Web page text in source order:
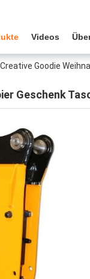
Videos
Goodie
Geschenk